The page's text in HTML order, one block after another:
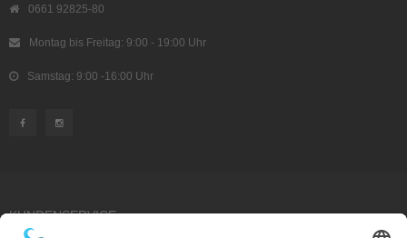
0661 92825-80
Montag bis Freitag: 9:00 - 19:00 Uhr
Samstag: 9:00 -16:00 Uhr
KUNDENSERVICE